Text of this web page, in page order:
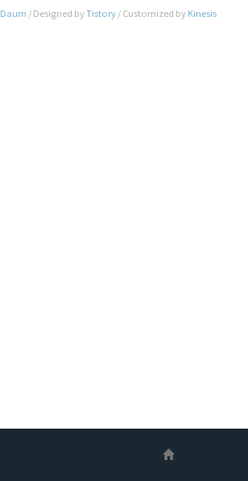
보드를 발견하게 되었습니다. 대만에 위치한
Jason workshop 이라는 팀이 만든 Mini Plan 이
Daum / Designed byTistory / Customized by Kinesis